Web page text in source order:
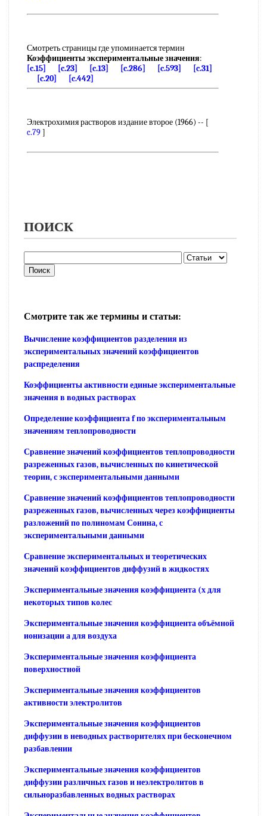
Смотреть страницы где упоминается термин
Коэффициенты экспериментальные значения:
[c.15]
[c.23] [c.13] [c.286] [c.593]
[c.31]
[c.20]
[c.442]
Электрохимия растворов издание второе (1966) -- [
c.79]
ПОИСК
Смотрите так же термины и статьи:
Вычисление коэффициентов разделения из
экспериментальных значений коэффициентов
распределения
Коэффициенты активности единые экспериментальные
значения в водных растворах
Определение коэффициента f по экспериментальным
значениям теплопроводности
Сравнение значений коэффициентов теплопроводности
разреженных газов, вычисленных по кинетической
теории, с экспериментальными данными
Сравнение значений коэффициентов теплопроводности
разреженных газов, вычисленных через коэффициенты
разложений по полиномам Сонина, с
экспериментальными данными
Сравнение экспериментальных и теоретических
значений коэффициентов диффузий в жидкостях
Экспериментальные значения коэффициента (х для
некоторых типов колес
Экспериментальные значения коэффициента объёмной
ионизации а для воздуха
Экспериментальные значения коэффициента
поверхностной
Экспериментальные значения коэффициентов
активности электролитов
Экспериментальные значения коэффициентов
диффузии в неводных растворителях при бесконечном
разбавлении
Экспериментальные значения коэффициентов
диффузии различных газов и неэлектролитов в
сильноразбавленных водных растворах